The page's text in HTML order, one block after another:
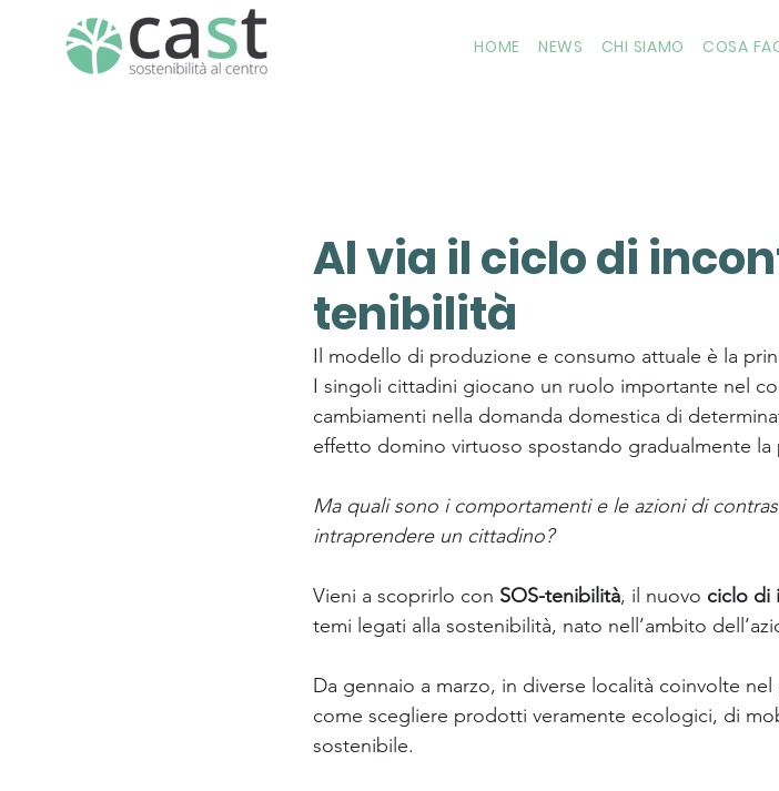
HOME NEWS CHI SIAMO COSA
Al via il ciclo di
tenibilità
Il modello di produzione e consumo attuale è la
I singoli cittadini giocano un ruolo importante nel
cambiamenti nella domanda domestica di
effetto domino virtuoso spostando gradualmente
Ma quali sono i comportamenti e le azioni di
intraprendere un cittadino?
Vieni a scoprirlo con SOS-tenibilità, il nuovo ciclo di
temi legati alla sostenibilità, nato nell’ambito
Da gennaio a marzo, in diverse località coinvolte
come scegliere prodotti veramente ecologici, di
sostenibile.